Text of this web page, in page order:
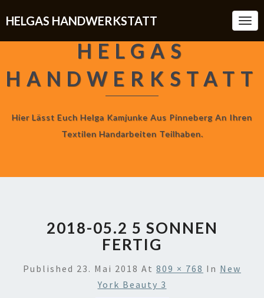
HELGAS HANDWERKSTATT
HELGAS
HANDWERKSTATT
Hier Lässt Euch Helga Kamjunke Aus Pinneberg An Ihren
Textilen Handarbeiten Teilhaben.
2018-05.2 5 SONNEN
FERTIG
Published 23. Mai 2018 At 809 × 768 In New
York Beauty 3